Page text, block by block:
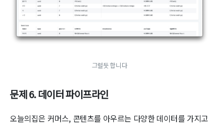
그럴듯 합니다
문제 6. 데이터 파이프라인
오늘의집은 커머스, 콘텐츠를 아우르는 다양한 데이터를 가지고